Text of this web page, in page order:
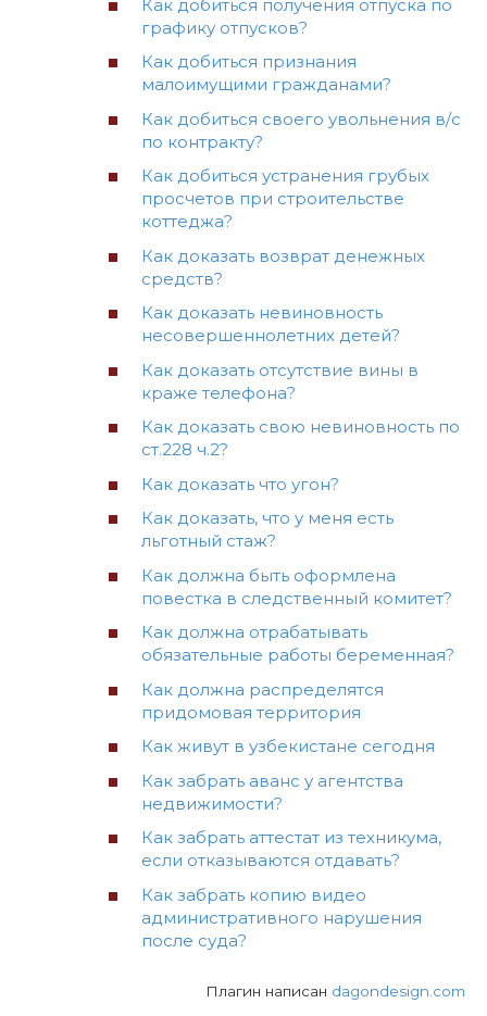
Как добиться получения отпуска по
графику отпусков?
Как добиться признания
малоимущими гражданами?
Как добиться своего увольнения в/с
по контракту?
Как добиться устранения грубых
просчетов при строительстве
коттеджа?
Как доказать возврат денежных
средств?
Как доказать невиновность
несовершеннолетних детей?
Как доказать отсутствие вины в
краже телефона?
Как доказать свою невиновность по
ст.228 ч.2?
Как доказать что угон?
Как доказать, что у меня есть
льготный стаж?
Как должна быть оформлена
повестка в следственный комитет?
Как должна отрабатывать
обязательные работы беременная?
Как должна распределятся
придомовая территория
Как живут в узбекистане сегодня
Как забрать аванс у агентства
недвижимости?
Как забрать аттестат из техникума,
если отказываются отдавать?
Как забрать копию видео
административного нарушения
после суда?
Плагин написан dagondesign.com